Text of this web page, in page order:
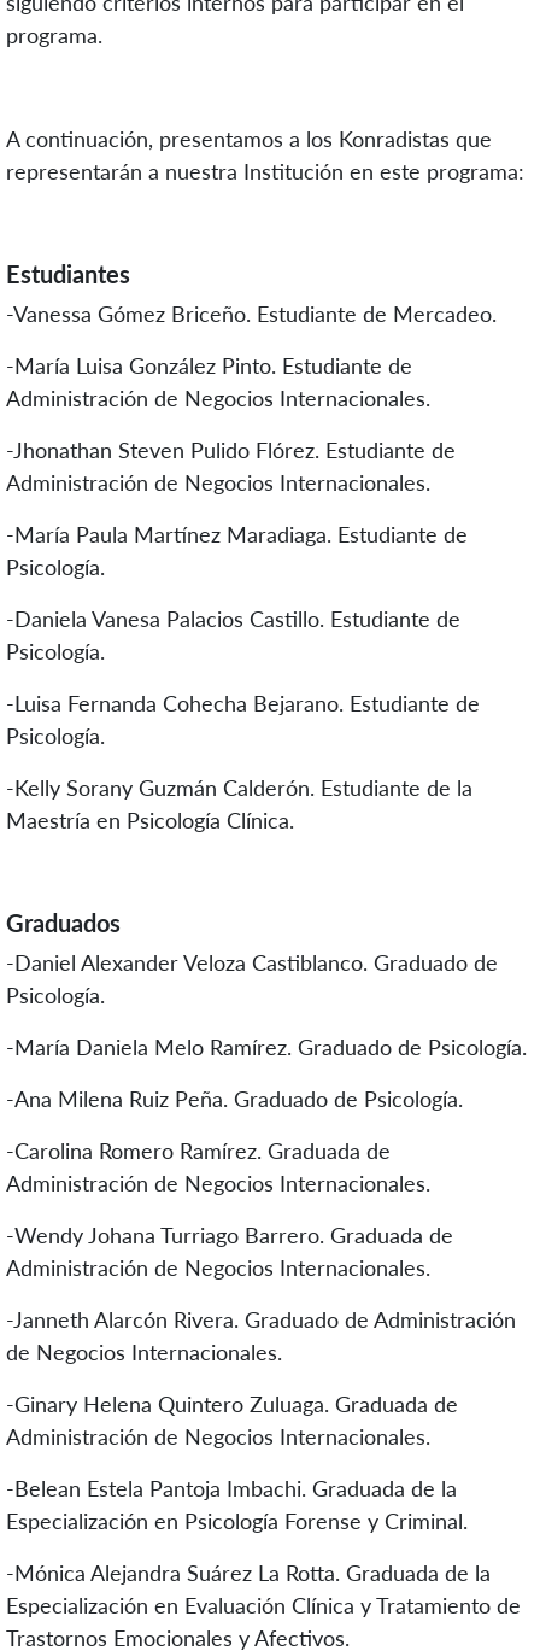
programa.
A continuación, presentamos a los Konradistas que
representarán a nuestra Institución en este programa:
Estudiantes
-Vanessa Gómez Briceño. Estudiante de Mercadeo.
-María Luisa González Pinto. Estudiante de
Administración de Negocios Internacionales.
-Jhonathan Steven Pulido Flórez. Estudiante de
Administración de Negocios Internacionales.
-María Paula Martínez Maradiaga. Estudiante de
Psicología.
-Daniela Vanesa Palacios Castillo. Estudiante de
Psicología.
-Luisa Fernanda Cohecha Bejarano. Estudiante de
Psicología.
-Kelly Sorany Guzmán Calderón. Estudiante de la
Maestría en Psicología Clínica.
Graduados
-Daniel Alexander Veloza Castiblanco. Graduado de
Psicología.
-María Daniela Melo Ramírez. Graduado de Psicología.
-Ana Milena Ruiz Peña. Graduado de Psicología.
-Carolina Romero Ramírez. Graduada de
Administración de Negocios Internacionales.
-Wendy Johana Turriago Barrero. Graduada de
Administración de Negocios Internacionales.
-Janneth Alarcón Rivera. Graduado de Administración
de Negocios Internacionales.
-Ginary Helena Quintero Zuluaga. Graduada de
Administración de Negocios Internacionales.
-Belean Estela Pantoja Imbachi. Graduada de la
Especialización en Psicología Forense y Criminal.
-Mónica Alejandra Suárez La Rotta. Graduada de la
Especialización en Evaluación Clínica y Tratamiento de
Trastornos Emocionales y Afectivos.